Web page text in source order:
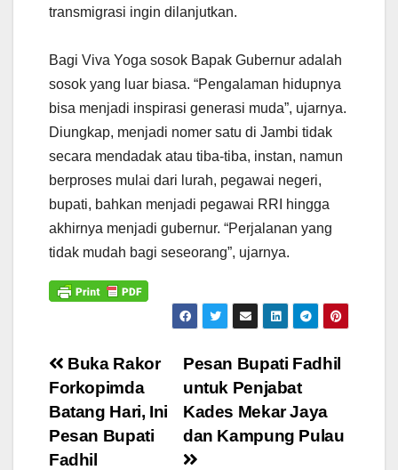
transmigrasi ingin dilanjutkan.
Bagi Viva Yoga sosok Bapak Gubernur adalah
sosok yang luar biasa. “Pengalaman hidupnya
bisa menjadi inspirasi generasi muda”, ujarnya.
Diungkap, menjadi nomer satu di Jambi tidak
secara mendadak atau tiba-tiba, instan, namun
berproses mulai dari lurah, pegawai negeri,
bupati, bahkan menjadi pegawai RRI hingga
akhirnya menjadi gubernur. “Perjalanan yang
tidak mudah bagi seseorang”, ujarnya.
Navigasi
pos
Pesan Bupati Fadhil
untuk Penjabat
Kades Mekar Jaya
dan Kampung Pulau
Buka Rakor
Forkopimda
Batang Hari, Ini
Pesan Bupati
Fadhil